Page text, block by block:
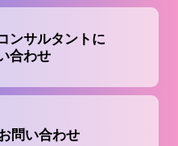
ンサルタントに
合わせ
問い合わせ